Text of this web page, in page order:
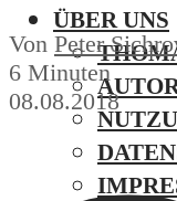
ÜBER UNS
Von Peter
6 Minuten
08.08.2018